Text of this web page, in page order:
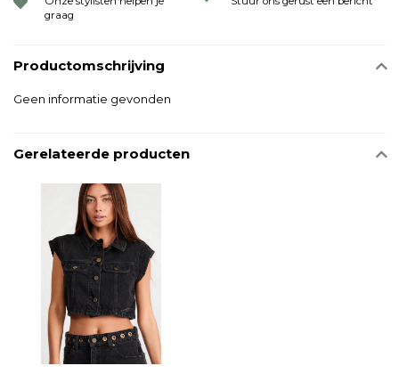
graag
Productomschrijving
Geen informatie gevonden
Gerelateerde producten